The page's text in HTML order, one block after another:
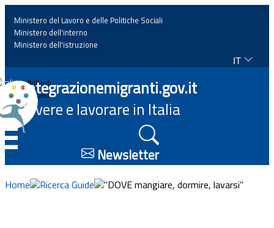
Home
News
Approfondimenti
Eventi
Ministero del Lavoro e delle Politiche Sociali
Ministero dell'interno
Ministero dell'istruzione
IT
Italiano
English
Integrazionemigranti.gov.it
Vivere e lavorare in Italia
Newsletter
Home Ricerca Guide "DOVE mangiare, dormire, lavarsi"